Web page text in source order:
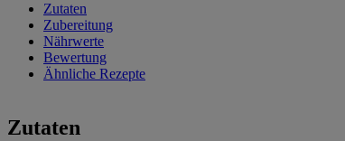
Zutaten
Zubereitung
Nährwerte
Bewertung
Ähnliche Rezepte
Zutaten